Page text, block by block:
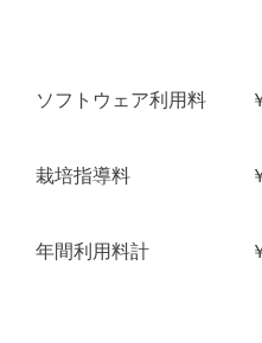
ソフトウェア利用料
栽培指導料 ￥
年間利用料計 ￥